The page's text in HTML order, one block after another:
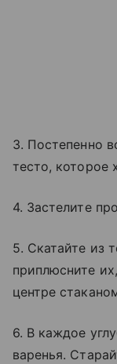
3. Постепенно
тесто,
4. Застелите
5. Скатайте из
приплюсните
центре
6. В каждое
варенья.